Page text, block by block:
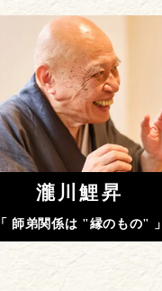
瀧川鯉昇
「 師弟関係は "縁のもの" 」